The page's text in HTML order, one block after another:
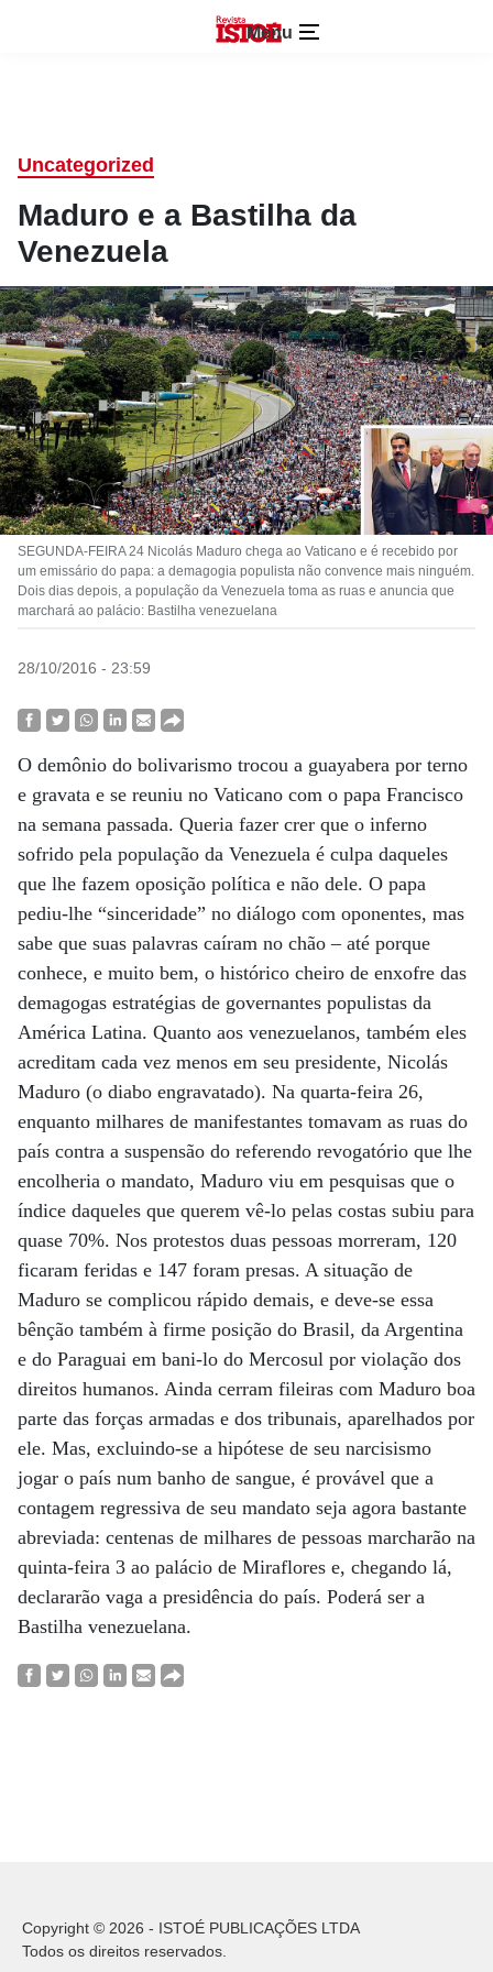
Menu
Uncategorized
Maduro e a Bastilha da
Venezuela
SEGUNDA-FEIRA 24 Nicolás Maduro chega ao Vaticano e é recebido por
um emissário do papa: a demagogia populista não convence mais ninguém.
Dois dias depois, a população da Venezuela toma as ruas e anuncia que
marchará ao palácio: Bastilha venezuelana
28/10/2016 - 23:59
O demônio do bolivarismo trocou a guayabera por terno
e gravata e se reuniu no Vaticano com o papa Francisco
na semana passada. Queria fazer crer que o inferno
sofrido pela população da Venezuela é culpa daqueles
que lhe fazem oposição política e não dele. O papa
pediu-lhe “sinceridade” no diálogo com oponentes, mas
sabe que suas palavras caíram no chão – até porque
conhece, e muito bem, o histórico cheiro de enxofre das
demagogas estratégias de governantes populistas da
América Latina. Quanto aos venezuelanos, também eles
acreditam cada vez menos em seu presidente, Nicolás
Maduro (o diabo engravatado). Na quarta-feira 26,
enquanto milhares de manifestantes tomavam as ruas do
país contra a suspensão do referendo revogatório que lhe
encolheria o mandato, Maduro viu em pesquisas que o
índice daqueles que querem vê-lo pelas costas subiu para
quase 70%. Nos protestos duas pessoas morreram, 120
ficaram feridas e 147 foram presas. A situação de
Maduro se complicou rápido demais, e deve-se essa
bênção também à firme posição do Brasil, da Argentina
e do Paraguai em bani-lo do Mercosul por violação dos
direitos humanos. Ainda cerram fileiras com Maduro boa
parte das forças armadas e dos tribunais, aparelhados por
ele. Mas, excluindo-se a hipótese de seu narcisismo
jogar o país num banho de sangue, é provável que a
contagem regressiva de seu mandato seja agora bastante
abreviada: centenas de milhares de pessoas marcharão na
quinta-feira 3 ao palácio de Miraflores e, chegando lá,
declararão vaga a presidência do país. Poderá ser a
Bastilha venezuelana.
Copyright © 2026 - ISTOÉ PUBLICAÇÕES LTDA
Todos os direitos reservados.